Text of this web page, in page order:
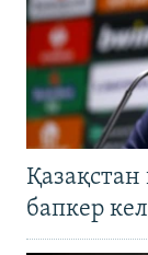
бапкер